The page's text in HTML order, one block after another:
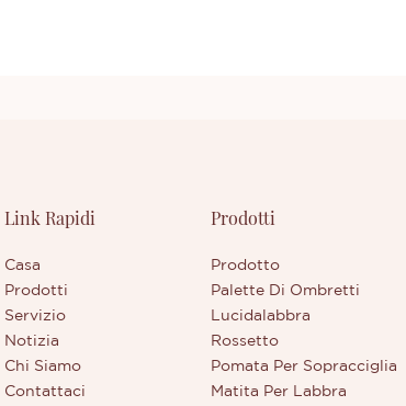
Link Rapidi
Casa
Prodotti
Servizio
Notizia
Chi Siamo
Contattaci
Prodotti
Prodotto
Palette Di Ombretti
Lucidalabbra
Rossetto
Pomata Per Sopracciglia
Matita Per Labbra